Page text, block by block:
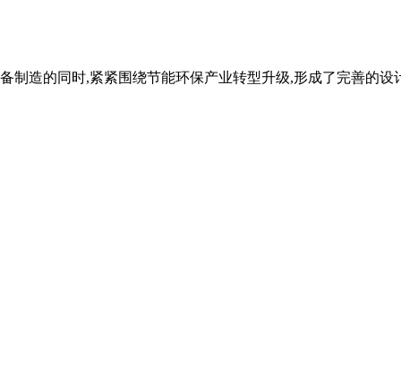
造的同时,紧紧围绕节能环保产业转型升级,形成了完善的设